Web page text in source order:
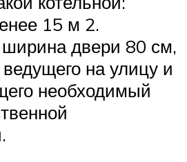
15 м 2.
двери 80 см,
на улицу и
необходимый